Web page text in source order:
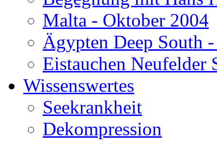
Malta - Oktober 2004
Ägypten Deep South
Eistauchen Neufelder
Wissenswertes
Seekrankheit
Dekompression